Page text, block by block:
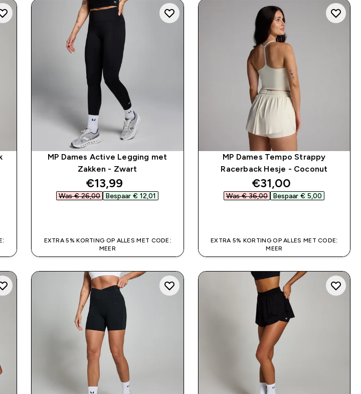
MP Dames Active Legging met
Zakken - Zwart
discounted price
€13,99‎
Was € 26,00‎ Bespaar € 12,01‎
EXTRA 5% KORTING OP ALLES MET CODE:
MEER
MP Dames Tempo Strappy
Racerback Hesje - Coconut
discounted price
€31,00‎
Was € 36,00‎ Bespaar € 5,00‎
EXTRA 5% KORTING OP ALLES MET CODE:
MEER